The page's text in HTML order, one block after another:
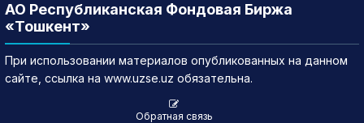
АО Республиканская Фондовая Биржа
«Тошкент»
При использовании материалов опубликованных на данном
сайте, ссылка на www.uzse.uz обязательна.
Обратная связь